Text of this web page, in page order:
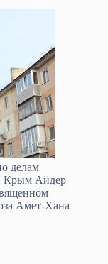
делам
Крым Айдер
Амет-Хана